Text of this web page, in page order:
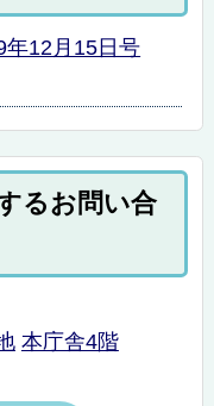
年12月15日号
るお問い合
本庁舎4階